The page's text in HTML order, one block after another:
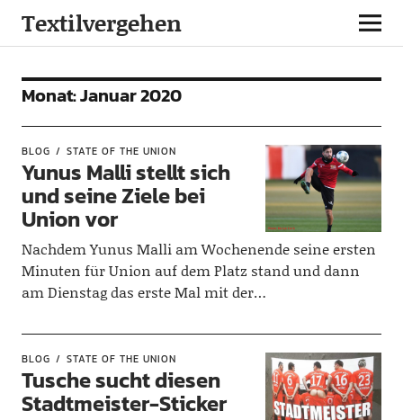
Textilvergehen
Monat:Januar 2020
BLOG STATE OF THE UNION
Yunus Malli stellt sich
und seine Ziele bei
Union vor
Nachdem Yunus Malli am Wochenende seine ersten
Minuten für Union auf dem Platz stand und dann
am Dienstag das erste Mal mit der…
BLOG STATE OF THE UNION
Tusche sucht diesen
Stadtmeister-Sticker